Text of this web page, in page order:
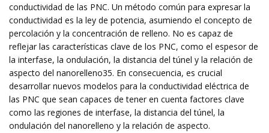
conductividad de las PNC. Un método común para expresar la
conductividad es la ley de potencia, asumiendo el concepto de
percolación y la concentración de relleno. No es capaz de
reflejar las características clave de los PNC, como el espesor de
la interfase, la ondulación, la distancia del túnel y la relación de
aspecto del nanorelleno35. En consecuencia, es crucial
desarrollar nuevos modelos para la conductividad eléctrica de
las PNC que sean capaces de tener en cuenta factores clave
como las regiones de interfase, la distancia del túnel, la
ondulación del nanorelleno y la relación de aspecto.